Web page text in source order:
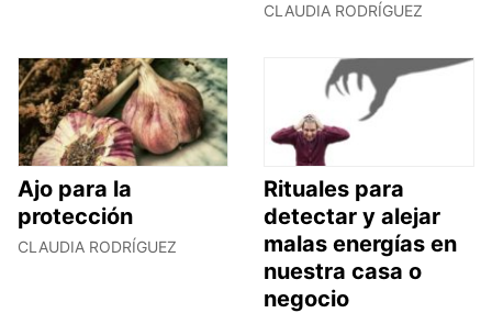
CLAUDIA RODRÍGUEZ
Ajo para la
protección
CLAUDIA RODRÍGUEZ
Rituales para
detectar y alejar
malas energías en
nuestra casa o
negocio